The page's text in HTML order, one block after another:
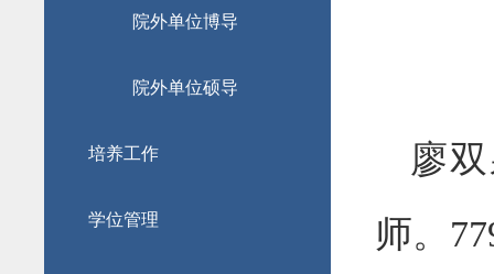
院外单位博导
院外单位硕导
培养工作
学位管理
廖
师。